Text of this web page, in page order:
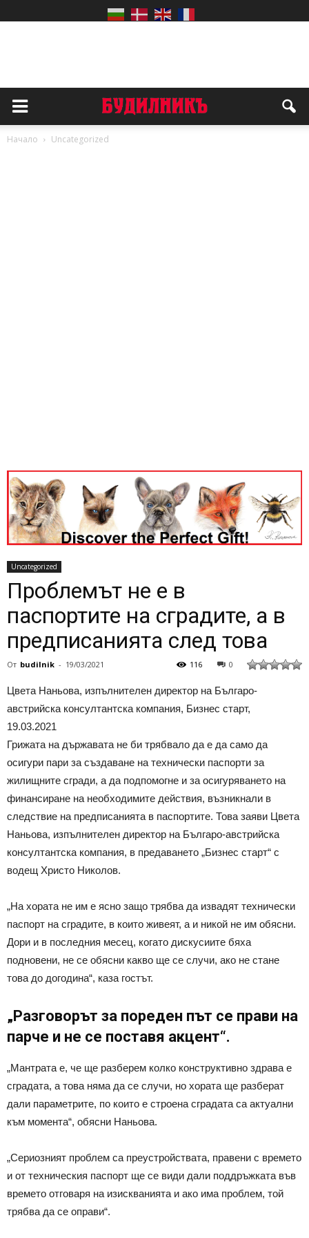
Начало Uncategorized
Uncategorized
Проблемът не е в
паспортите на сградите, а в
предписанията след това
От budilnik - 19/03/2021 0
116
Цвета Наньова, изпълнителен директор на Българо-
австрийска консултантска компания, Бизнес старт,
19.03.2021
Грижата на държавата не би трябвало да е да само да
осигури пари за създаване на технически паспорти за
жилищните сгради, а да подпомогне и за осигуряването на
финансиране на необходимите действия, възникнали в
следствие на предписанията в паспортите. Това заяви Цвета
Наньова, изпълнителен директор на Българо-австрийска
консултантска компания, в предаването „Бизнес старт“ с
водещ Христо Николов.
„На хората не им е ясно защо трябва да извадят технически
паспорт на сградите, в които живеят, а и никой не им обясни.
Дори и в последния месец, когато дискусиите бяха
подновени, не се обясни какво ще се случи, ако не стане
това до догодина“, каза гостът.
„Разговорът за пореден път се прави на
парче и не се поставя акцент“.
„Мантрата е, че ще разберем колко конструктивно здрава е
сградата, а това няма да се случи, но хората ще разберат
дали параметрите, по които е строена сградата са актуални
към момента“, обясни Наньова.
„Сериозният проблем са преустройствата, правени с времето
и от техническия паспорт ще се види дали поддръжката във
времето отговаря на изискванията и ако има проблем, той
трябва да се оправи“.